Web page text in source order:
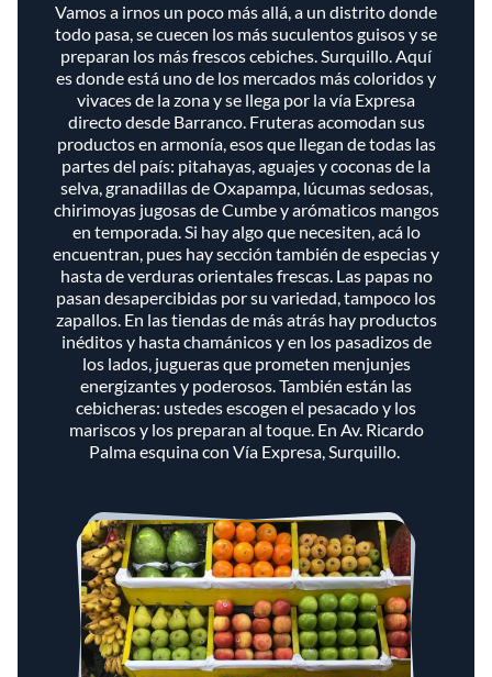
Vamos a irnos un poco más allá, a un distrito donde
todo pasa, se cuecen los más suculentos guisos y se
preparan los más frescos cebiches. Surquillo. Aquí
es donde está uno de los mercados más coloridos y
vivaces de la zona y se llega por la vía Expresa
directo desde Barranco. Fruteras acomodan sus
productos en armonía, esos que llegan de todas las
partes del país: pitahayas, aguajes y coconas de la
selva, granadillas de Oxapampa, lúcumas sedosas,
chirimoyas jugosas de Cumbe y arómaticos mangos
en temporada. Si hay algo que necesiten, acá lo
encuentran, pues hay sección también de especias y
hasta de verduras orientales frescas. Las papas no
pasan desapercibidas por su variedad, tampoco los
zapallos. En las tiendas de más atrás hay productos
inéditos y hasta chamánicos y en los pasadizos de
los lados, jugueras que prometen menjunjes
energizantes y poderosos. También están las
cebicheras: ustedes escogen el pesacado y los
mariscos y los preparan al toque. En Av. Ricardo
Palma esquina con Vía Expresa, Surquillo.